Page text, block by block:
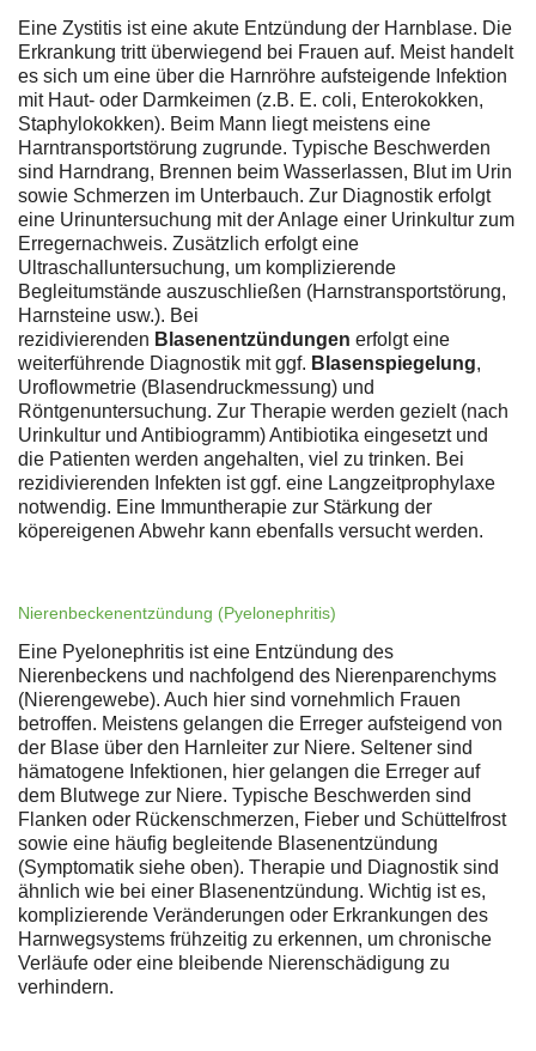
Eine Zystitis ist eine akute Entzündung der Harnblase. Die
Erkrankung tritt überwiegend bei Frauen auf. Meist handelt
es sich um eine über die Harnröhre aufsteigende Infektion
mit Haut- oder Darmkeimen (z.B. E. coli, Enterokokken,
Staphylokokken). Beim Mann liegt meistens eine
Harntransportstörung zugrunde. Typische Beschwerden
sind Harndrang, Brennen beim Wasserlassen, Blut im Urin
sowie Schmerzen im Unterbauch. Zur Diagnostik erfolgt
eine Urinuntersuchung mit der Anlage einer Urinkultur zum
Erregernachweis. Zusätzlich erfolgt eine
Ultraschalluntersuchung, um komplizierende
Begleitumstände auszuschließen (Harnstransportstörung,
Harnsteine usw.). Bei
rezidivierenden Blasenentzündungen erfolgt eine
weiterführende Diagnostik mit ggf. Blasenspiegelung,
Uroflowmetrie (Blasendruckmessung) und
Röntgenuntersuchung. Zur Therapie werden gezielt (nach
Urinkultur und Antibiogramm) Antibiotika eingesetzt und
die Patienten werden angehalten, viel zu trinken. Bei
rezidivierenden Infekten ist ggf. eine Langzeitprophylaxe
notwendig. Eine Immuntherapie zur Stärkung der
köpereigenen Abwehr kann ebenfalls versucht werden.
Nierenbeckenentzündung (Pyelonephritis)
Eine Pyelonephritis ist eine Entzündung des
Nierenbeckens und nachfolgend des Nierenparenchyms
(Nierengewebe). Auch hier sind vornehmlich Frauen
betroffen. Meistens gelangen die Erreger aufsteigend von
der Blase über den Harnleiter zur Niere. Seltener sind
hämatogene Infektionen, hier gelangen die Erreger auf
dem Blutwege zur Niere. Typische Beschwerden sind
Flanken oder Rückenschmerzen, Fieber und Schüttelfrost
sowie eine häufig begleitende Blasenentzündung
(Symptomatik siehe oben). Therapie und Diagnostik sind
ähnlich wie bei einer Blasenentzündung. Wichtig ist es,
komplizierende Veränderungen oder Erkrankungen des
Harnwegsystems frühzeitig zu erkennen, um chronische
Verläufe oder eine bleibende Nierenschädigung zu
verhindern.